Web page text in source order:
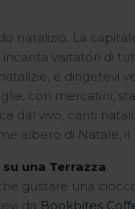
natalizio. La
visitatori di
e dirigetevi
con mercatini,
dal vivo, canti
albero di Natale,
una Terrazza
gustare una
da Bookbites